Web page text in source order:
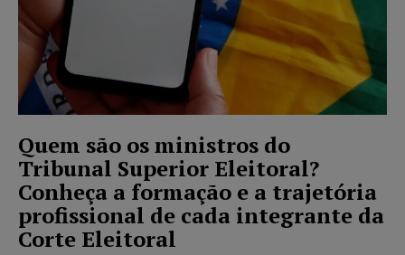
Quem são os ministros do
Tribunal Superior Eleitoral?
Conheça a formação e a trajetória
profissional de cada integrante da
Corte Eleitoral